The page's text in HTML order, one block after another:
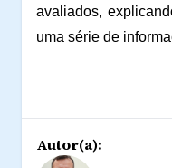
avaliados,
uma série de
Autor(a):